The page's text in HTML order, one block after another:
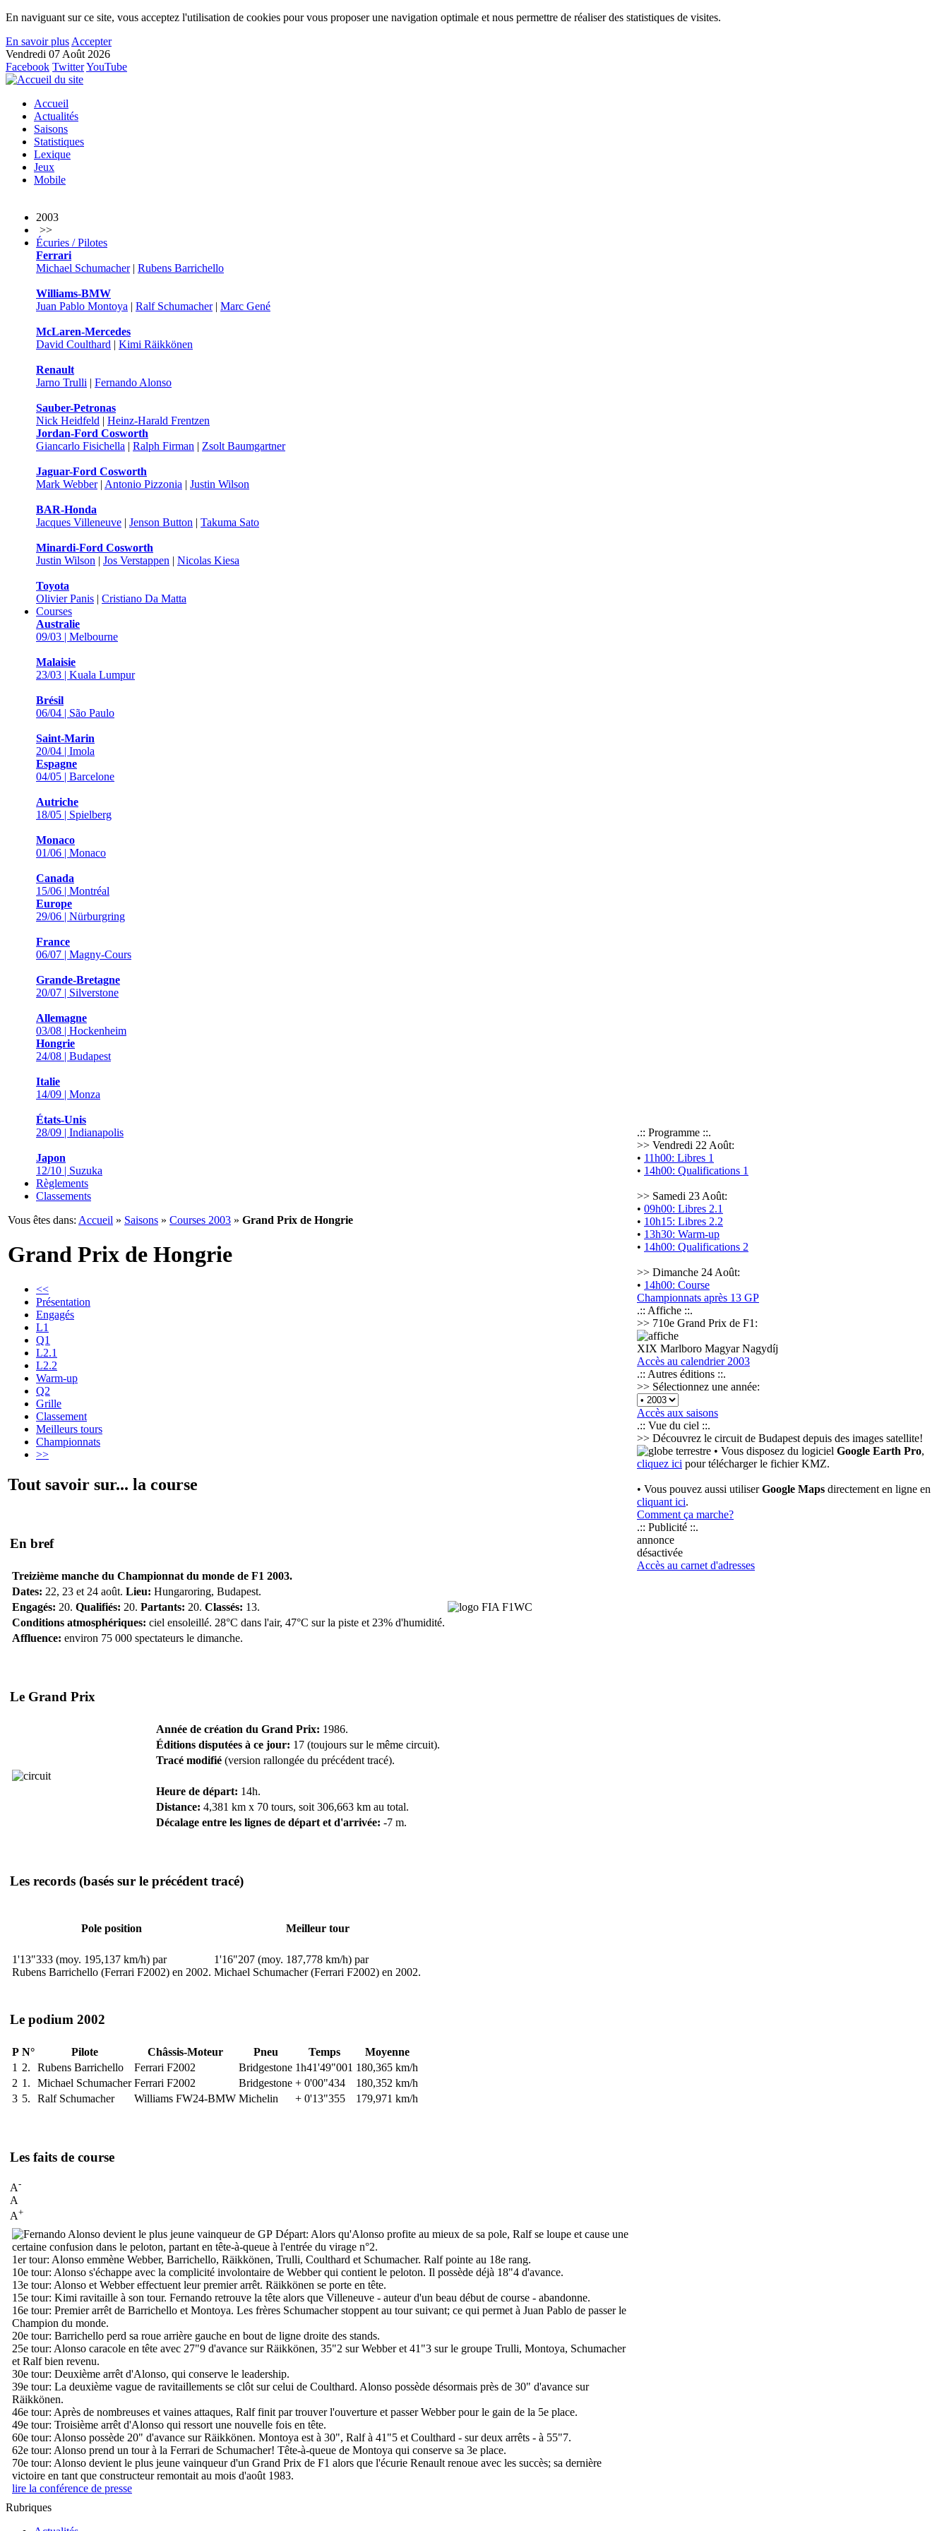
En naviguant sur ce site, vous acceptez l'utilisation de cookies pour vous proposer une navigation optimale et nous permettre de réaliser des statistiques de visites.
En savoir plus Accepter
Vendredi 07 Août 2026
Facebook TwitterYouTube
Accueil
Actualités
Saisons
Statistiques
Lexique
Jeux
Mobile
2003
>>
Écuries / Pilotes
Ferrari
Michael Schumacher| Rubens Barrichello
Williams-BMW
Juan Pablo Montoya | Ralf Schumacher| Marc Gené
McLaren-Mercedes
David Coulthard | Kimi Räikkönen
Renault
Jarno Trulli | Fernando Alonso
Sauber-Petronas
Nick Heidfeld | Heinz-Harald Frentzen
Jordan-Ford Cosworth
Giancarlo Fisichella | Ralph Firman | Zsolt Baumgartner
Jaguar-Ford Cosworth
Mark Webber| Antonio Pizzonia | Justin Wilson
BAR-Honda
Jacques Villeneuve | Jenson Button | Takuma Sato
Minardi-Ford Cosworth
Justin Wilson | Jos Verstappen | Nicolas Kiesa
Toyota
Olivier Panis | Cristiano Da Matta
Courses
Australie
09/03 | Melbourne
Malaisie
23/03 | Kuala Lumpur
Brésil
06/04 | São Paulo
Saint-Marin
20/04 | Imola
Espagne
04/05 | Barcelone
Autriche
18/05 | Spielberg
Monaco
01/06 | Monaco
Canada
15/06 | Montréal
Europe
29/06 | Nürburgring
France
06/07 | Magny-Cours
Grande-Bretagne
20/07 | Silverstone
Allemagne
03/08 | Hockenheim
Hongrie
24/08 | Budapest
Italie
14/09 | Monza
États-Unis
28/09 | Indianapolis
Japon
12/10 | Suzuka
Règlements
Classements
Vous êtes dans: Accueil » Saisons » Courses 2003 » Grand Prix de Hongrie
Grand Prix de Hongrie
<<
Présentation
Engagés
L1
Q1
L2.1
L2.2
Warm-up
Q2
Grille
Classement
Meilleurs tours
Championnats
>>
Tout savoir sur... la course
En bref
Treizième manche du Championnat du monde de F1 2003.
Dates: 22, 23 et 24 août. Lieu: Hungaroring, Budapest.
Engagés: 20. Qualifiés: 20. Partants: 20. Classés: 13.
Conditions atmosphériques: ciel ensoleillé. 28°C dans l'air, 47°C sur la piste et 23% d'humidité.
Affluence: environ 75 000 spectateurs le dimanche.
Le Grand Prix
Année de création du Grand Prix: 1986.
Éditions disputées à ce jour: 17 (toujours sur le même circuit).
Tracé modifié (version rallongée du précédent tracé).
Heure de départ: 14h.
Distance: 4,381 km x 70 tours, soit 306,663 km au total.
Décalage entre les lignes de départ et d'arrivée: -7 m.
Les records (basés sur le précédent tracé)
Pole position Meilleur tour
1'13"333 (moy. 195,137 km/h) par
Rubens Barrichello (Ferrari F2002) en 2002.
1'16"207 (moy. 187,778 km/h) par
Michael Schumacher (Ferrari F2002) en 2002.
Le podium 2002
P N° Pilote Châssis-Moteur Pneu Temps
Moyenne
1 2. Rubens Barrichello Ferrari F2002 Bridgestone 1h41'49"001 180,365 km/h
2 1. Michael Schumacher Ferrari F2002 Bridgestone + 0'00"434
180,352 km/h
3 5. Ralf Schumacher Williams FW24-BMW Michelin + 0'13"355 179,971 km/h
Les faits de course
A-
A
A+
Départ: Alors qu'Alonso profite au mieux de sa pole, Ralf se loupe et cause une
certaine confusion dans le peloton, partant en tête-à-queue à l'entrée du virage n°2.
1er tour: Alonso emmène Webber, Barrichello, Räikkönen, Trulli, Coulthard et Schumacher. Ralf pointe au 18e rang.
10e tour: Alonso s'échappe avec la complicité involontaire de Webber qui contient le peloton. Il possède déjà 18"4 d'avance.
13e tour: Alonso et Webber effectuent leur premier arrêt. Räikkönen se porte en tête.
15e tour: Kimi ravitaille à son tour. Fernando retrouve la tête alors que Villeneuve - auteur d'un beau début de course - abandonne.
16e tour: Premier arrêt de Barrichello et Montoya. Les frères Schumacher stoppent au tour suivant; ce qui permet à Juan Pablo de passer le
Champion du monde.
20e tour: Barrichello perd sa roue arrière gauche en bout de ligne droite des stands.
25e tour: Alonso caracole en tête avec 27"9 d'avance sur Räikkönen, 35"2 sur Webber et 41"3 sur le groupe Trulli, Montoya, Schumacher
et Ralf bien revenu.
30e tour: Deuxième arrêt d'Alonso, qui conserve le leadership.
39e tour: La deuxième vague de ravitaillements se clôt sur celui de Coulthard. Alonso possède désormais près de 30" d'avance sur
Räikkönen.
46e tour: Après de nombreuses et vaines attaques, Ralf finit par trouver l'ouverture et passer Webber pour le gain de la 5e place.
49e tour: Troisième arrêt d'Alonso qui ressort une nouvelle fois en tête.
60e tour: Alonso possède 20" d'avance sur Räikkönen. Montoya est à 30", Ralf à 41"5 et Coulthard - sur deux arrêts - à 55"7.
62e tour: Alonso prend un tour à la Ferrari de Schumacher! Tête-à-queue de Montoya qui conserve sa 3e place.
70e tour: Alonso devient le plus jeune vainqueur d'un Grand Prix de F1 alors que l'écurie Renault renoue avec les succès; sa dernière
victoire en tant que constructeur remontait au mois d'août 1983.
lire la conférence de presse
.:: Programme ::.
>> Vendredi 22 Août:
• 11h00: Libres 1
• 14h00: Qualifications 1
>> Samedi 23 Août:
• 09h00: Libres 2.1
• 10h15: Libres 2.2
• 13h30: Warm-up
• 14h00: Qualifications 2
>> Dimanche 24 Août:
• 14h00: Course
Championnats après 13 GP
.:: Affiche ::.
>> 710e Grand Prix de F1:
XIX Marlboro Magyar Nagydíj
Accès au calendrier 2003
.:: Autres éditions ::.
>> Sélectionnez une année:
Accès aux saisons
.:: Vue du ciel ::.
>> Découvrez le circuit de Budapest depuis des images satellite!
• Vous disposez du logiciel Google Earth Pro,
cliquez ici pour télécharger le fichier KMZ.
• Vous pouvez aussi utiliserGoogle Maps directement en ligne en
cliquant ici.
Comment ça marche?
.:: Publicité ::.
annonce
désactivée
Accès au carnet d'adresses
Rubriques